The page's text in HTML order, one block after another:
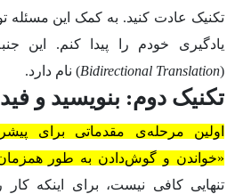
تکنیک عادت کنید. به کمک این مسئله
یادگیری خودم را پیدا کنم. این
(
Bidirectional Translation) نام دارد.
تکنیک دوم: بنویسید و
اولین مرحله‌ی مقدماتی برای
«خواندن و گوش‌دادن به طور
تنهایی کافی نیست، برای اینکه